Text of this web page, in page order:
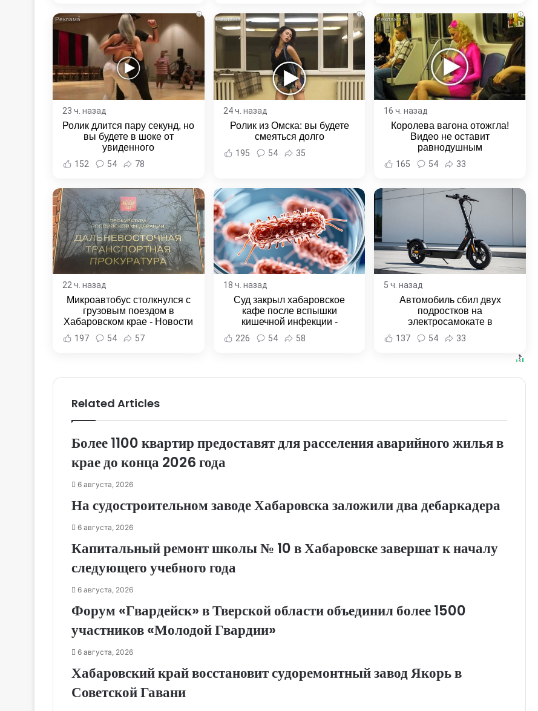
i
23 ч. назад
Ролик длится пару секунд, но
вы будете в шоке от
увиденного
152 54 78
i
24 ч. назад
Ролик из Омска: вы будете
смеяться долго
195 54 35
i
16 ч. назад
Королева вагона отожгла!
Видео не оставит
равнодушным
165 54 33
22 ч. назад
Микроавтобус столкнулся с
грузовым поездом в
Хабаровском крае - Новости
Хабаровска и Хабаровского
края
197 54 57
18 ч. назад
Суд закрыл хабаровское
кафе после вспышки
кишечной инфекции -
Новости Хабаровска и
Хабаровского края
226 54 58
5 ч. назад
Автомобиль сбил двух
подростков на
электросамокате в
Комсомольске-на-Амуре -
Новости Хабаровска и
137 54 33
Related Articles
Более 1100 квартир предоставят для расселения аварийного жилья в
крае до конца 2026 года
6 августа, 2026
На судостроительном заводе Хабаровска заложили два дебаркадера
6 августа, 2026
Капитальный ремонт школы № 10 в Хабаровске завершат к началу
следующего учебного года
6 августа, 2026
Форум «Гвардейск» в Тверской области объединил более 1500
участников «Молодой Гвардии»
6 августа, 2026
Хабаровский край восстановит судоремонтный завод Якорь в
Советской Гавани